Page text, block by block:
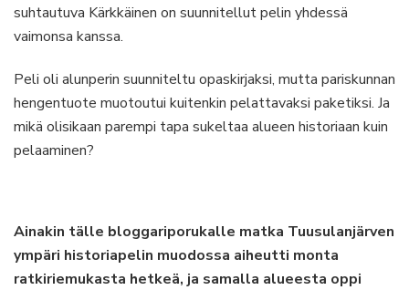
suhtautuva Kärkkäinen on suunnitellut pelin yhdessä
vaimonsa kanssa.
Peli oli alunperin suunniteltu opaskirjaksi, mutta pariskunnan
hengentuote muotoutui kuitenkin pelattavaksi paketiksi. Ja
mikä olisikaan parempi tapa sukeltaa alueen historiaan kuin
pelaaminen?
Ainakin tälle bloggariporukalle matka Tuusulanjärven
ympäri historiapelin muodossa aiheutti monta
ratkiriemukasta hetkeä, ja samalla alueesta oppi